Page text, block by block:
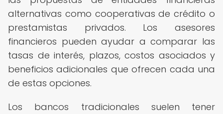
alternativas como cooperativas de crédito o
prestamistas privados. Los asesores
financieros pueden ayudar a comparar las
tasas de interés, plazos, costos asociados y
beneficios adicionales que ofrecen cada una
de estas opciones.
Los bancos tradicionales suelen tener